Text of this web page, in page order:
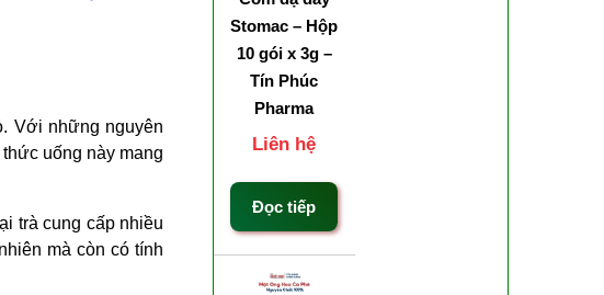
Với những nguyên
uống này mang
trà cung cấp nhiều
mà còn có tính
Stomac – Hộp
10 gói x 3g –
Tín Phúc
Pharma
Liên hệ
Đọc tiếp